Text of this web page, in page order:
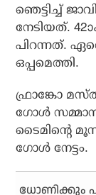
ഞെട്ടിച്ച്
നേടിയത്.
പിറന്നത്.
ഒപ്പമെത്തി.
ഫ്രാങ്കോ
ഗോള്‍
ടൈമിന്റെ
ഗോള്‍ നേട്ടം.
ധോണിക്കും